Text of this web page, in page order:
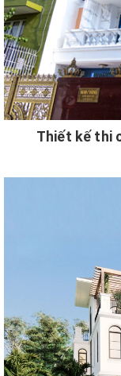
Thiết kế thi